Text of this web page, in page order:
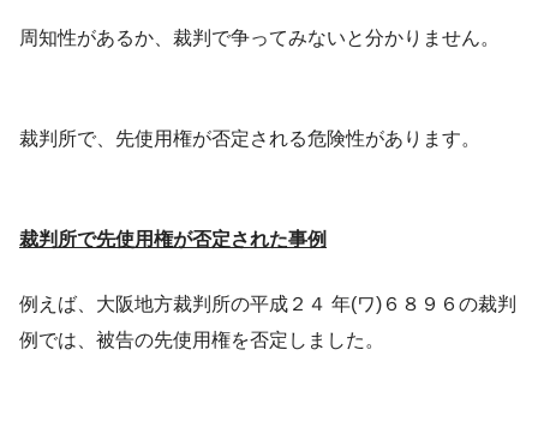
周知性があるか、裁判で争ってみないと分かりません。
裁判所で、先使用権が否定される危険性があります。
裁判所で先使用権が否定された事例
例えば、大阪地方裁判所の平成２４ 年(ワ)６８９６の裁判
例では、被告の先使用権を否定しました。